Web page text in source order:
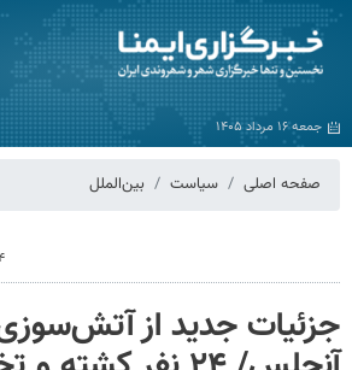
جمعه ۱۶ مرداد ۱۴۰۵
صفحه اصلی سیاست بین‌الملل
۲۴
جزئیات جدید از